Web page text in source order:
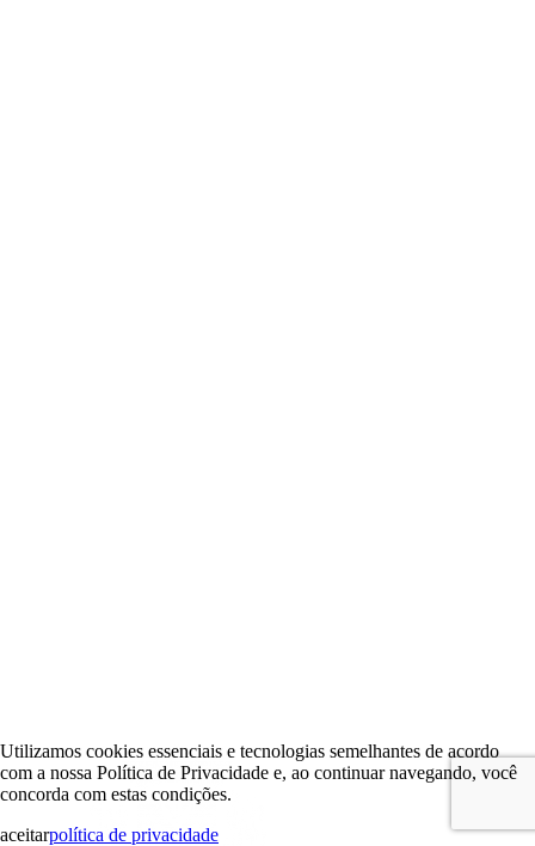
Utilizamos cookies essenciais e tecnologias semelhantes de acordo
com a nossa Política de Privacidade e, ao continuar navegando, você
concorda com estas condições.
aceitarpolítica de privacidade